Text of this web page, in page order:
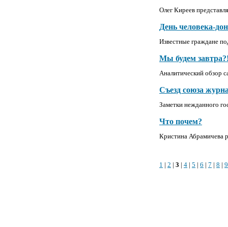
Олег Киреев
День человека-
Известные граждане
Мы будем
Аналитический обзор
Съезд союза
Заметки нежданного
Что почем?
Кристина Абрамичева
1 | 2 | 3 | 4 | 5 | 6 | 7 | 8 | 9